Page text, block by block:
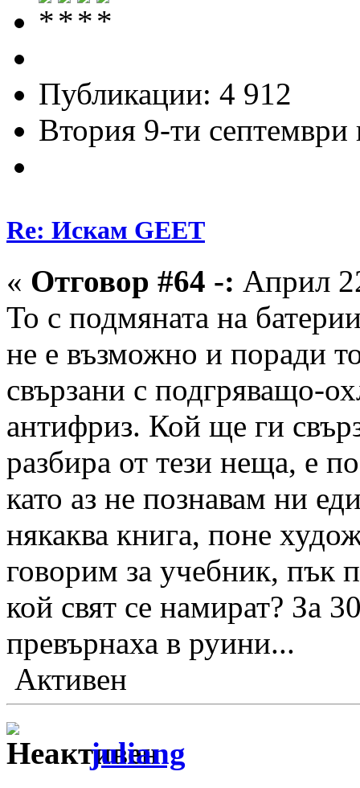
Публикации: 4 912
Втория 9-ти
Re: Искам GEET
« Отговор #64 -: Април
То с подмяната на
не е възможно и поради
свързани с подгряващо-
антифриз. Кой ще ги
разбира от тези неща, е
като аз не познавам ни
някаква книга, поне
говорим за учебник, пък
кой свят се намират? За
превърнаха в руини...
Активен
juliang